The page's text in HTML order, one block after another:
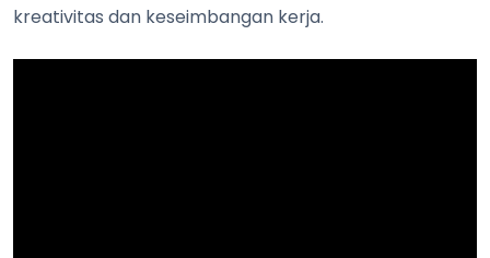
kreativitas dan keseimbangan kerja.